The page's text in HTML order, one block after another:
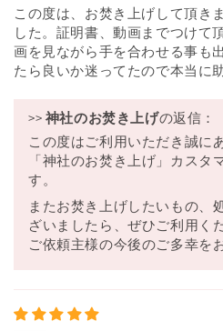
この度は、お焚き上げして頂き
した。証明書、動画までつけて
画を見ながら手を合わせる事も
たら良いか迷ってたので本当に
>> 神社のお焚き上げの返信：
この度はご利用いただき誠に
「神社のお焚き上げ」カスタ
す。
またお焚き上げしたいもの、
ざいましたら、ぜひご利用く
ご依頼主様の今後のご多幸を